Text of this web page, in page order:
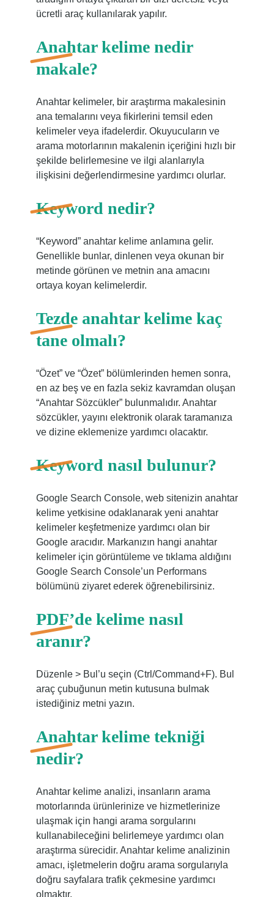
ücretli araç kullanılarak yapılır.
Anahtar kelime nedir
makale?
Anahtar kelimeler, bir araştırma makalesinin
ana temalarını veya fikirlerini temsil eden
kelimeler veya ifadelerdir. Okuyucuların ve
arama motorlarının makalenin içeriğini hızlı bir
şekilde belirlemesine ve ilgi alanlarıyla
ilişkisini değerlendirmesine yardımcı olurlar.
Keyword nedir?
“Keyword” anahtar kelime anlamına gelir.
Genellikle bunlar, dinlenen veya okunan bir
metinde görünen ve metnin ana amacını
ortaya koyan kelimelerdir.
Tezde anahtar kelime kaç
tane olmalı?
“Özet” ve “Özet” bölümlerinden hemen sonra,
en az beş ve en fazla sekiz kavramdan oluşan
“Anahtar Sözcükler” bulunmalıdır. Anahtar
sözcükler, yayını elektronik olarak taramanıza
ve dizine eklemenize yardımcı olacaktır.
Keyword nasıl bulunur?
Google Search Console, web sitenizin anahtar
kelime yetkisine odaklanarak yeni anahtar
kelimeler keşfetmenize yardımcı olan bir
Google aracıdır. Markanızın hangi anahtar
kelimeler için görüntüleme ve tıklama aldığını
Google Search Console’un Performans
bölümünü ziyaret ederek öğrenebilirsiniz.
PDF’de kelime nasıl
aranır?
Düzenle > Bul’u seçin (Ctrl/Command+F). Bul
araç çubuğunun metin kutusuna bulmak
istediğiniz metni yazın.
Anahtar kelime tekniği
nedir?
Anahtar kelime analizi, insanların arama
motorlarında ürünlerinize ve hizmetlerinize
ulaşmak için hangi arama sorgularını
kullanabileceğini belirlemeye yardımcı olan
araştırma sürecidir. Anahtar kelime analizinin
amacı, işletmelerin doğru arama sorgularıyla
doğru sayfalara trafik çekmesine yardımcı
olmaktır.